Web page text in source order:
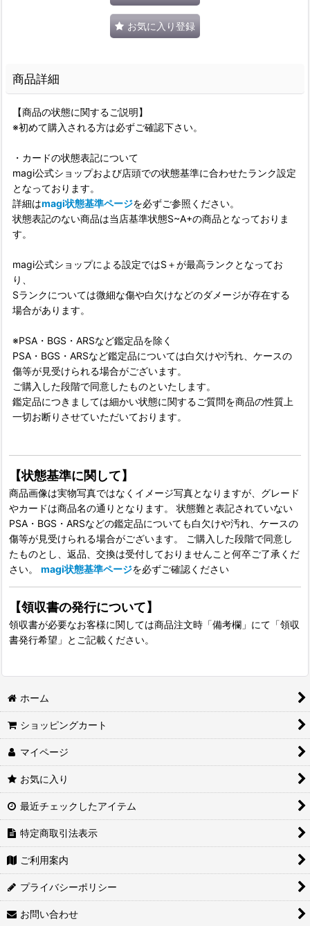
お気に入り登録
商品詳細
【商品の状態に関するご説明】
※初めて購入される方は必ずご確認下さい。
・カードの状態表記について
magi公式ショップおよび店頭での状態基準に合わせたランク設定
となっております。
詳細はmagi状態基準ページを必ずご参照ください。
状態表記のない商品は当店基準状態S~A+の商品となっておりま
す。
magi公式ショップによる設定ではS＋が最高ランクとなってお
り、
Sランクについては微細な傷や白欠けなどのダメージが存在する
場合があります。
※PSA・BGS・ARSなど鑑定品を除く
PSA・BGS・ARSなど鑑定品については白欠けや汚れ、ケースの
傷等が見受けられる場合がございます。
ご購入した段階で同意したものといたします。
鑑定品につきましては細かい状態に関するご質問を商品の性質上
一切お断りさせていただいております。
【状態基準に関して】
商品画像は実物写真ではなくイメージ写真となりますが、グレード
やカードは商品名の通りとなります。 状態難と表記されていない
PSA・BGS・ARSなどの鑑定品についても白欠けや汚れ、ケースの
傷等が見受けられる場合がございます。 ご購入した段階で同意し
たものとし、返品、交換は受付しておりませんこと何卒ご了承くだ
さい。 magi状態基準ページを必ずご確認ください
【領収書の発行について】
領収書が必要なお客様に関しては商品注文時「備考欄」にて「領収
書発行希望」とご記載ください。
ホーム
ショッピングカート
マイページ
お気に入り
最近チェックしたアイテム
特定商取引法表示
ご利用案内
プライバシーポリシー
お問い合わせ